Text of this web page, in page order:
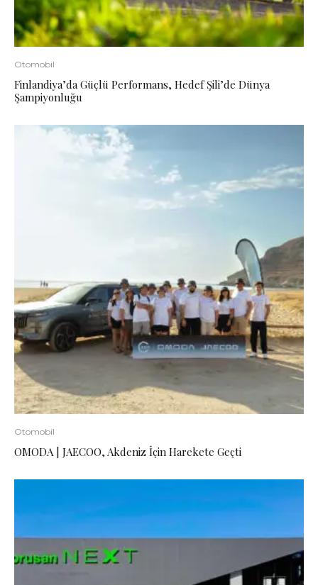
Otomobil
Finlandiya’da Güçlü Performans, Hedef Şili’de Dünya
Şampiyonluğu
Otomobil
OMODA | JAECOO, Akdeniz İçin Harekete Geçti